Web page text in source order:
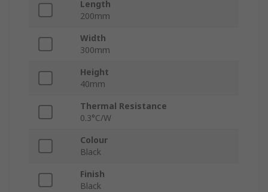
Length
200mm
Width
300mm
Height
40mm
Thermal Resistance
0.3°C/W
Colour
Black
Finish
Black